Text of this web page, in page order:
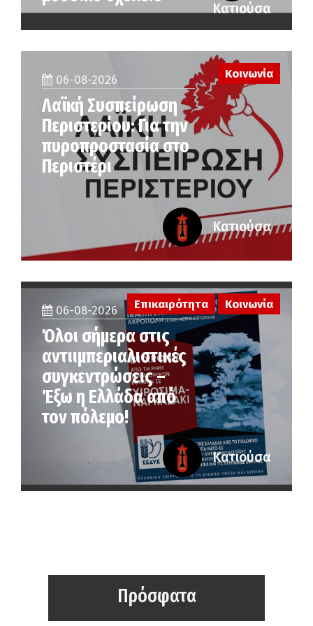
Κατιούσα
06-08-2026
Λαϊκή Συσπείρωση
Περιστερίου: Για την
πυροπροστασία στο
Περιστέρι
Κοινωνία
Κατιούσα
06-08-2026
Όλοι σήμερα στις
αντιιμπεριαλιστικές
συγκεντρώσεις –
Έξω η Ελλάδα από
τον πόλεμο!
Επικαιρότητα Κοινωνία
Κατιούσα
Πρόσφατα